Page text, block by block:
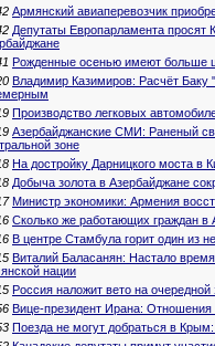
Армянский авиаперевозчик
Депутаты Европарламента просят
Рожденные осенью имеют больше
Владимир Казимиров: Расчёт Баку
Производство легковых
Азербайджанские СМИ: Раненый
зоне
На достройку Дарницкого моста в
Добыча золота в Азербайджане
Министр экономики: Армения
Сколько же работающих граждан
В центре Стамбула горит один из
Виталий Баласанян: Настало
нации
Россия наложит вето на
Вице-президент Ирана: Отношения
Поезда не могут добраться в